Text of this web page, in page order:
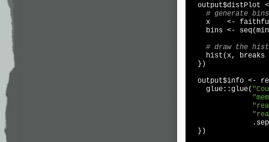
output$distPlot
# generate
x    <-
bins <-
# draw the
hist(x,
  })
output$info <-
    glue::glue(
  })